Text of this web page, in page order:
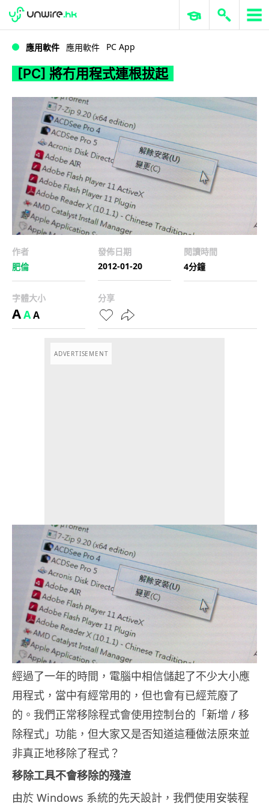
[PC] 將冇用程式連根拔起
WWDC 2026 ERP 與商業 AI
應用軟件 應用軟件 PC App
[PC] 將冇用程式連根拔起
作者
肥倫
發佈日期
2012-01-20
閱讀時間
4分鐘
字體大小
AAA
分享
ADVERTISEMENT
經過了一年的時間，電腦中相信儲起了不少大小應
用程式，當中有經常用的，但也會有已經荒廢了
的。我們正常移除程式會使用控制台的「新增 / 移
除程式」功能，但大家又是否知道這種做法原來並
非真正地移除了程式？
移除工具不會移除的殘渣
由於 Windows 系統的先天設計，我們使用安裝程